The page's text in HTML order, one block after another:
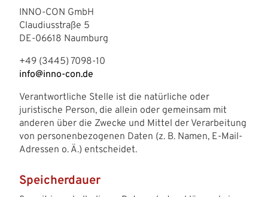
INNO-CON GmbH
Claudiusstraße 5
DE-06618 Naumburg
+49 (3445) 7098-10
info@inno-con.de
Verantwortliche Stelle ist die natürliche oder
juristische Person, die allein oder gemeinsam mit
anderen über die Zwecke und Mittel der Verarbeitung
von personenbezogenen Daten (z. B. Namen, E-Mail-
Adressen o. Ä.) entscheidet.
Speicherdauer